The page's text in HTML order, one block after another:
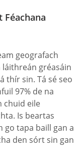
Féachana
geografach
gréasáin
thír sin. Tá sé seo
97% de na
chuid eile
Is beartas
go tapa baill gan a
den sórt sin gan